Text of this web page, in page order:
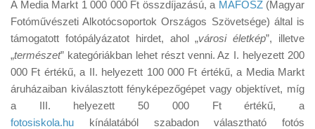
Tudástár
Tanácsok
Érdekességek
Helyszíni Riport
E-BB
A Media Markt 1 000 000 Ft összdíjazású, a MAFOSZ(Magyar
Fotóművészeti Alkotócsoportok Országos Szövetsége) által is
támogatott fotópályázatot hirdet, ahol „városi életkép”, illetve
„természet” kategóriákban lehet részt venni. Az I. helyezett 200
000 Ft értékű, a II. helyezett 100 000 Ft értékű, a Media Markt
áruházaiban kiválasztott fényképezőgépet vagy objektívet, míg
a III. helyezett 50 000 Ft értékű, a
fotosiskola.hu kínálatából szabadon választható fotós